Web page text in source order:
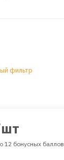
фильтр
12 бонусных баллов